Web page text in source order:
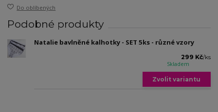
Do oblíbených
Podobné produkty
Natalie bavlněné kalhotky - SET 5ks - různé vzory
299 Kč/ks
Skladem
Zvolit variantu